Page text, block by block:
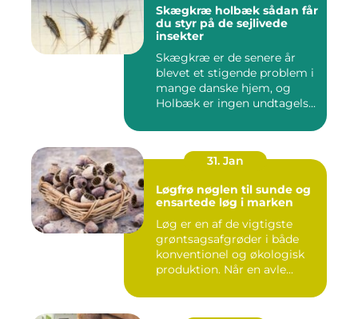
Skægkræ holbæk sådan får
du styr på de sejlivede
insekter
Skægkræ er de senere år
blevet et stigende problem i
mange danske hjem, og
Holbæk er ingen undtagels...
31. Jan
Løgfrø nøglen til sunde og
ensartede løg i marken
Løg er en af de vigtigste
grøntsagsafgrøder i både
konventionel og økologisk
produktion. Når en avle...